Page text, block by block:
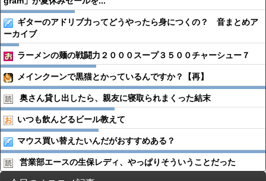
ギターのアドリブ力ってどうやったら身につくの？ 音まとめア
ーカイブ
ラーメンの麺の戦闘力２０００スープ３５００チャーシュー７
メインクーンで黒猫とかっているんですか？【再】
奥さん貸し出したら、親友に寝取られまくった結末
いつも飲んどるビール教えて
マウス買い替えたいんだがおすすめある？
営業部エースの生保レディ、やっぱりそういうことだった